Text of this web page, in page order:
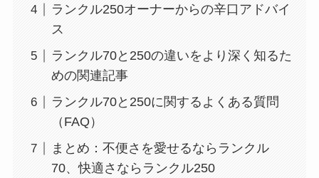
ランクル250オーナーからの辛口アドバイ
ス
ランクル70と250の違いをより深く知るた
めの関連記事
ランクル70と250に関するよくある質問
（FAQ）
まとめ：不便さを愛せるならランクル
70、快適さならランクル250